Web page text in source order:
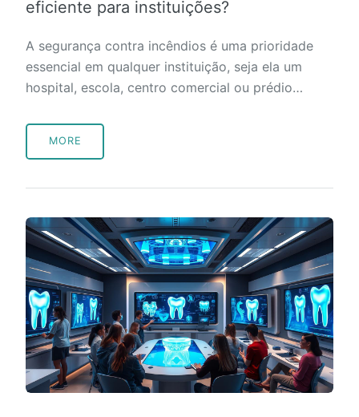
eficiente para instituições?
A segurança contra incêndios é uma prioridade
essencial em qualquer instituição, seja ela um
hospital, escola, centro comercial ou prédio…
MORE